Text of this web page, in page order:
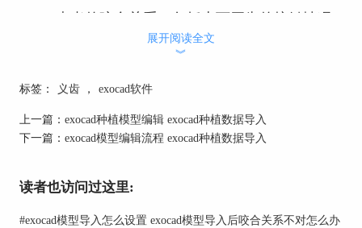
（2）患者的咬合关系，包括上下牙齿的接触情况
形状和材质等。
展开阅读全文
︾
标签： 义齿 ， exocad软件
上一篇： exocad种植模型编辑 exocad种植数据导入
下一篇： exocad模型编辑流程 exocad种植数据导入
读者也访问过这里:
#exocad模型导入怎么设置 exocad模型导入后咬合关系不对怎么办